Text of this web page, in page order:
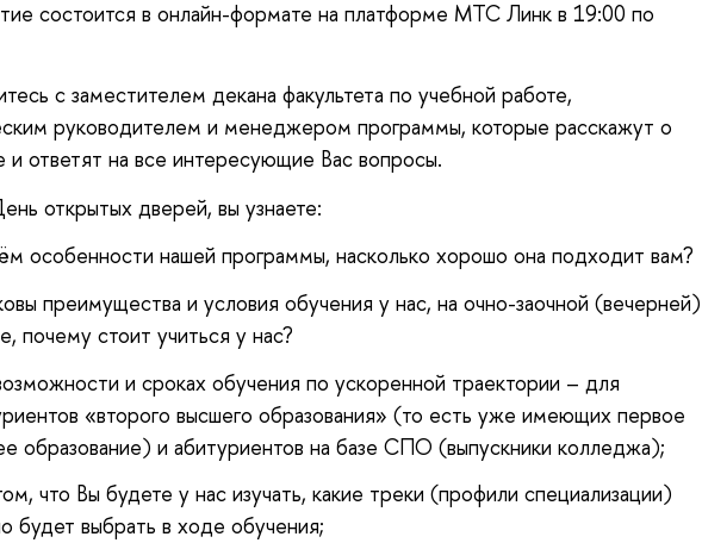
состоится в онлайн-формате на платформе МТС Линк в 19:00 по
с заместителем декана факультета по учебной работе,
руководителем и менеджером программы, которые расскажут о
и ответят на все интересующие Вас вопросы.
открытых дверей, вы узнаете:
особенности нашей программы, насколько хорошо она подходит вам?
преимущества и условия обучения у нас, на очно-заочной (вечерней)
почему стоит учиться у нас?
и сроках обучения по ускоренной траектории – для
«второго высшего образования» (то есть уже имеющих первое
образование) и абитуриентов на базе СПО (выпускники колледжа);
что Вы будете у нас изучать, какие треки (профили специализации)
будет выбрать в ходе обучения;